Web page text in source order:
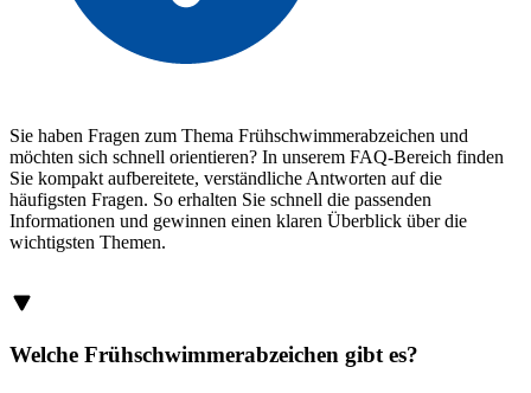
Sie haben Fragen zum Thema Frühschwimmerabzeichen und
möchten sich schnell orientieren? In unserem FAQ-Bereich finden
Sie kompakt aufbereitete, verständliche Antworten auf die
häufigsten Fragen. So erhalten Sie schnell die passenden
Informationen und gewinnen einen klaren Überblick über die
wichtigsten Themen.
Welche Frühschwimmerabzeichen gibt es?